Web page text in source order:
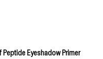
Peptide Eyeshadow Primer